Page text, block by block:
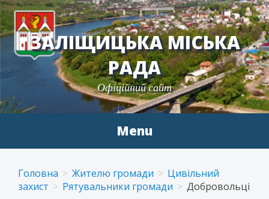
ЗАЛІЩИЦЬКА МІСЬКА
РАДА
Офіційний сайт
Menu
content
Головна Жителю громади
Цивільний
захист
Рятувальники громади Добровольці